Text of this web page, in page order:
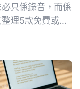
只係錄音，而係
理5款免費或含